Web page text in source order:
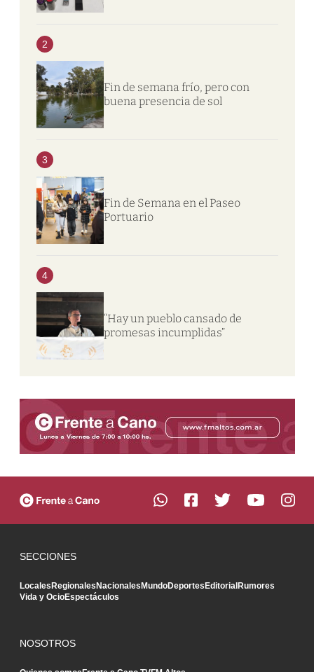
2
Fin de semana frío, pero con
buena presencia de sol
3
Fin de Semana en el Paseo
Portuario
4
“Hay un pueblo cansado de
promesas incumplidas”
SECCIONES
LocalesRegionalesNacionalesMundoDeportesEditorialRumores
Vida y OcioEspectáculos
NOSOTROS